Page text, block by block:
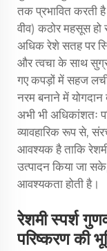
तक प्रभावित करती
वीव) कठोर महसूस हो
अधिक रेशे सतह पर
और त्वचा के साथ
गए कपड़ों में सहज
नरम बनाने में
अभी भी अधिकांशतः
व्यावहारिक रूप से,
आवश्यक है ताकि
उत्पादन किया जा
आवश्यकता होती है।
रेशमी स्पर्श
परिष्करण की